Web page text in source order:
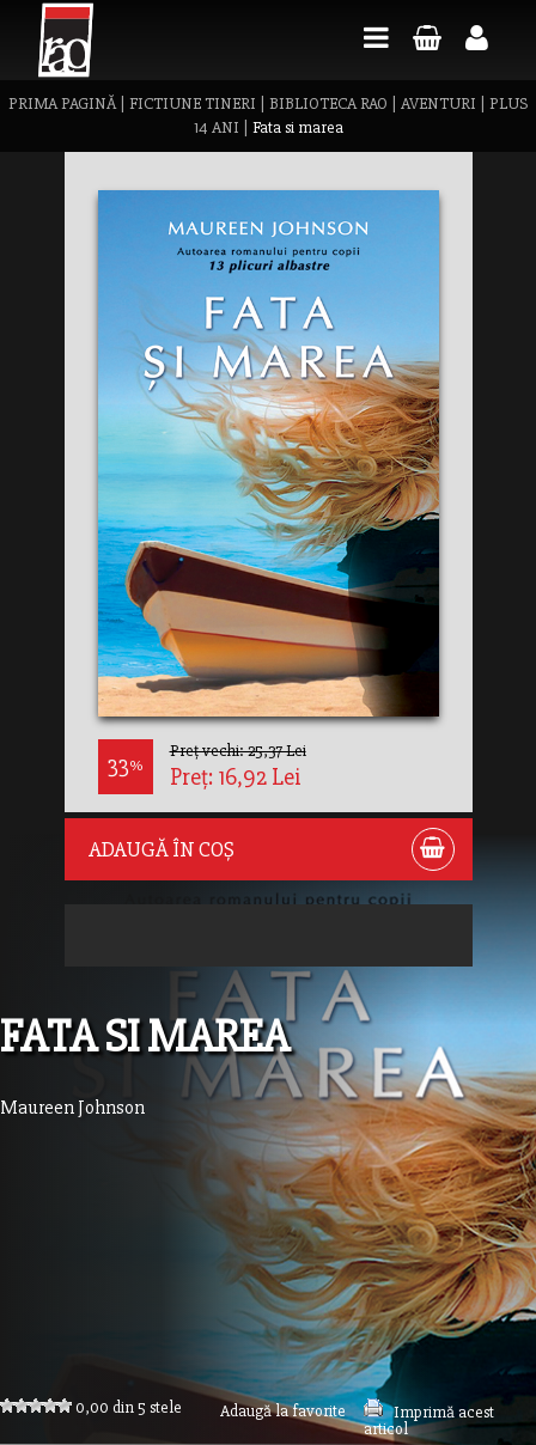
PRIMA PAGINĂ| FICTIUNE TINERI BIBLIOTECA RAO AVENTURI
PLUS
14 ANI
Fata si marea
33%
Preț vechi: 25,37 Lei
Preț: 16,92 Lei
ADAUGĂ ÎN COȘ
FATA SI MAREA
Maureen Johnson
0,00 din 5 stele Adaugă la favorite
Imprimă acest
articol